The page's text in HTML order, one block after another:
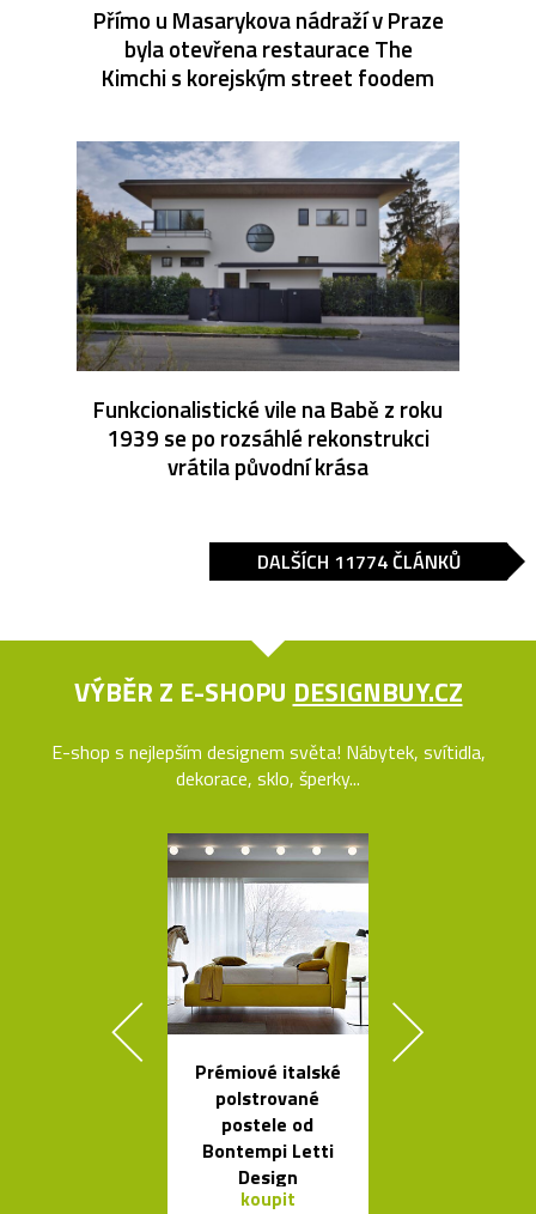
Přímo u Masarykova nádraží v Praze
byla otevřena restaurace The
Kimchi s korejským street foodem
Funkcionalistické vile na Babě z roku
1939 se po rozsáhlé rekonstrukci
vrátila původní krása
DALŠÍCH 11774 ČLÁNKŮ
VÝBĚR Z E-SHOPU DESIGNBUY.CZ
E-shop s nejlepším designem světa! Nábytek, svítidla,
dekorace, sklo, šperky...
Prémiové italské
polstrované
postele od
Bontempi Letti
Design
koupit